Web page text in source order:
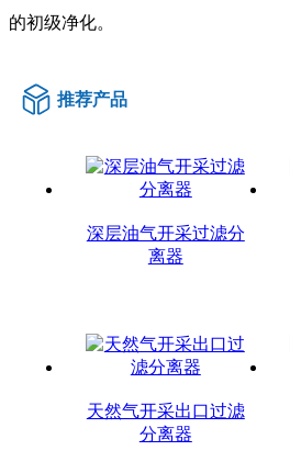
的初级净化。
推荐产品
深层油气开采过滤分
离器
天然气开采出口过滤
分离器